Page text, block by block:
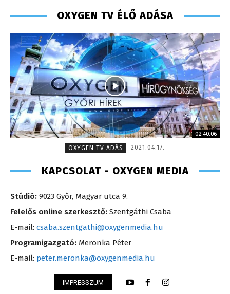
OXYGEN TV ÉLŐ ADÁSA
02:40:06
OXYGEN TV ADÁS
2021.04.17.
KAPCSOLAT - OXYGEN MEDIA
Stúdió: 9023 Győr, Magyar utca 9.
Felelős online szerkesztő: Szentgáthi Csaba
E-mail: csaba.szentgathi@oxygenmedia.hu
Programigazgató: Meronka Péter
E-mail: peter.meronka@oxygenmedia.hu
IMPRESSZUM